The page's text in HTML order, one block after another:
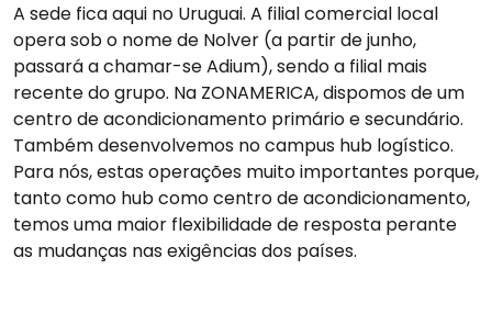
A sede fica aqui no Uruguai. A filial comercial local
opera sob o nome de Nolver (a partir de junho,
passará a chamar-se Adium), sendo a filial mais
recente do grupo. Na ZONAMERICA, dispomos de um
centro de acondicionamento primário e secundário.
Também desenvolvemos no campus hub logístico.
Para nós, estas operações muito importantes porque,
tanto como hub como centro de acondicionamento,
temos uma maior flexibilidade de resposta perante
as mudanças nas exigências dos países.